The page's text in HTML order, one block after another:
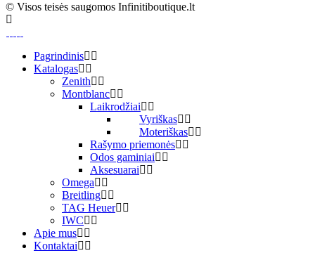
© Visos teisės saugomos Infinitiboutique.lt
Pagrindinis
Katalogas
Zenith
Montblanc
Laikrodžiai
Vyriškas
Moteriškas
Rašymo priemonės
Odos gaminiai
Aksesuarai
Omega
Breitling
TAG Heuer
IWC
Apie mus
Kontaktai